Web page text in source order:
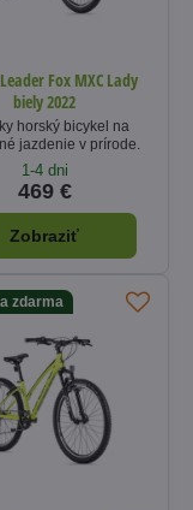
Fox MXC Lady
biely 2022
horský bicykel na
jazdenie v prírode.
1-4 dni
469 €
Zobraziť
zdarma